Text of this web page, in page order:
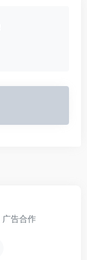
广告合作